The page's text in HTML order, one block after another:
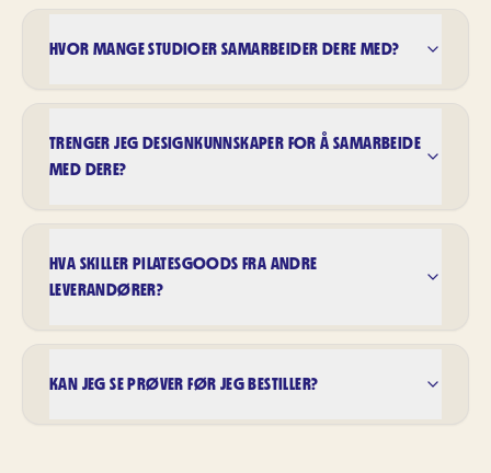
HVOR MANGE STUDIOER SAMARBEIDER DERE MED?
TRENGER JEG DESIGNKUNNSKAPER FOR Å SAMARBEIDE
MED DERE?
HVA SKILLER PILATESGOODS FRA ANDRE
LEVERANDØRER?
KAN JEG SE PRØVER FØR JEG BESTILLER?